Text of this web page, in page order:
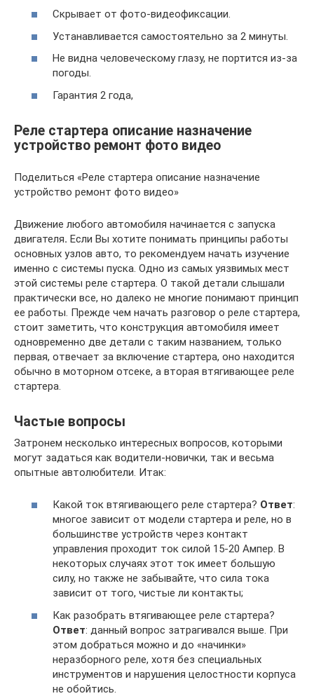
Скрывает от фото-видеофиксации.
Устанавливается самостоятельно за 2 минуты.
Не видна человеческому глазу, не портится из-за
погоды.
Гарантия 2 года,
Реле стартера описание назначение
устройство ремонт фото видео
Поделиться «Реле стартера описание назначение
устройство ремонт фото видео»
Движение любого автомобиля начинается с запуска
двигателя. Если Вы хотите понимать принципы работы
основных узлов авто, то рекомендуем начать изучение
именно с системы пуска. Одно из самых уязвимых мест
этой системы реле стартера. О такой детали слышали
практически все, но далеко не многие понимают принцип
ее работы. Прежде чем начать разговор о реле стартера,
стоит заметить, что конструкция автомобиля имеет
одновременно две детали с таким названием, только
первая, отвечает за включение стартера, оно находится
обычно в моторном отсеке, а вторая втягивающее реле
стартера.
Частые вопросы
Затронем несколько интересных вопросов, которыми
могут задаться как водители-новички, так и весьма
опытные автолюбители. Итак:
Какой ток втягивающего реле стартера? Ответ:
многое зависит от модели стартера и реле, но в
большинстве устройств через контакт
управления проходит ток силой 15-20 Ампер. В
некоторых случаях этот ток имеет большую
силу, но также не забывайте, что сила тока
зависит от того, чистые ли контакты;
Как разобрать втягивающее реле стартера?
Ответ: данный вопрос затрагивался выше. При
этом добраться можно и до «начинки»
неразборного реле, хотя без специальных
инструментов и нарушения целостности корпуса
не обойтись.